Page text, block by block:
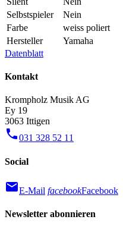
Selbstspieler
Nein
Farbe
weiss poliert
Hersteller
Yamaha
Datenblatt
Kontakt
Krompholz Musik AG
Ey 19
3063 Ittigen
phone031 328 52 11
Social
mailE-Mail facebookFacebook
Newsletter abonnieren